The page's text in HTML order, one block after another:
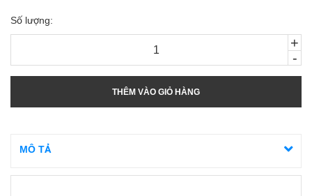
Số lượng:
-
+
THÊM VÀO GIỎ HÀNG
MÔ TẢ